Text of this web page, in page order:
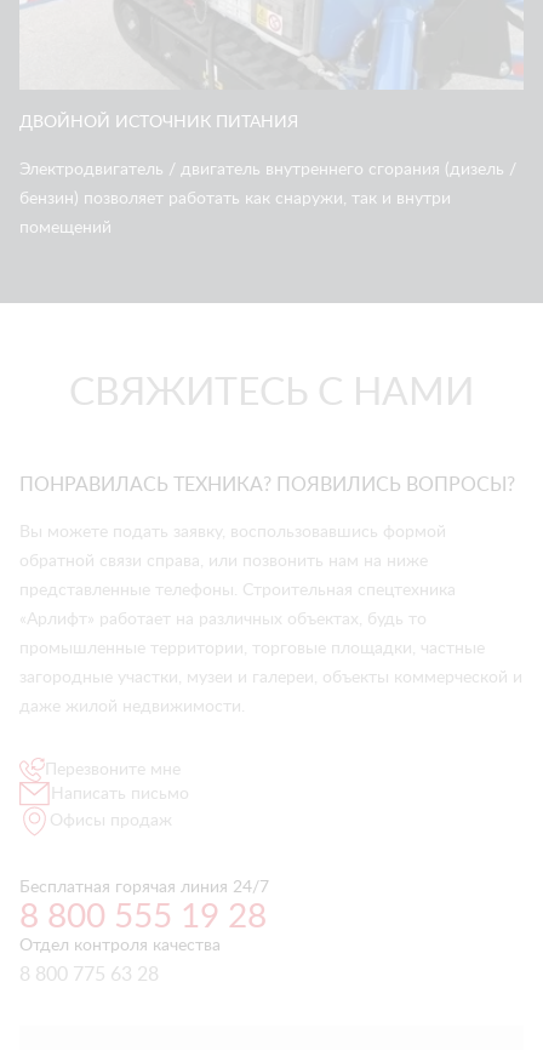
ДВОЙНОЙ ИСТОЧНИК ПИТАНИЯ
Электродвигатель / двигатель внутреннего сгорания (дизель /
бензин) позволяет работать как снаружи, так и внутри
помещений
СВЯЖИТЕСЬ С НАМИ
ПОНРАВИЛАСЬ ТЕХНИКА? ПОЯВИЛИСЬ ВОПРОСЫ?
Вы можете подать заявку, воспользовавшись формой
обратной связи справа, или позвонить нам на ниже
представленные телефоны. Строительная спецтехника
«Арлифт» работает на различных объектах, будь то
промышленные территории, торговые площадки, частные
загородные участки, музеи и галереи, объекты коммерческой и
даже жилой недвижимости.
Перезвоните мне
Написать письмо
Офисы продаж
Бесплатная горячая линия 24/7
8 800 555 19 28
Отдел контроля качества
8 800 775 63 28